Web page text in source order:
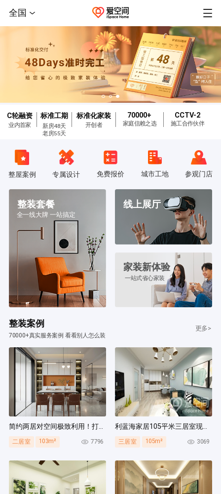
全国
C轮融资
业内首家
标准工期
新房48天
老房55天
标准化家装
开创者
70000+
家庭信赖之选
CCTV-2
施工合作伙伴
整屋案例 专属设计 免费报价 城市工地 参观门店
整装套餐
全一线大牌 一站搞定
线上展厅
家装新体验
一站式省心家装
整装案例
70000+真实服务案例 看看别人怎么装
更多>
简约两居对空间极致利用！打造多组通顶柜，整齐能装！
二居室 103m² 7796
利蓝海家居105平米三居室现代简约风装修案例
三居室 105m² 3069